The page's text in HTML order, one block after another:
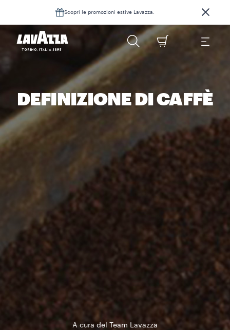
Scopri le promozioni estive Lavazza.
DEFINIZIONE DI CAFFÈ
A cura del Team Lavazza